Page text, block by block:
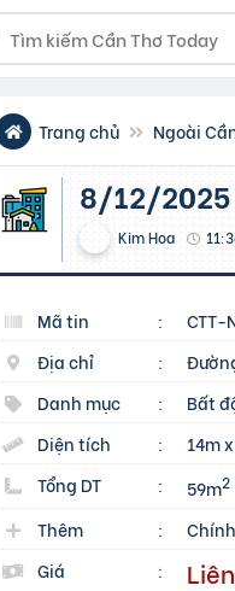
Trang chủ Ngoài
8/12/
Kim Hoa
Mã tin :
CTT-
Địa chỉ
:
Danh mục
: Bất
Diện tích
:
14m
Tổng DT
: 59m2
Thêm :
Giá
: